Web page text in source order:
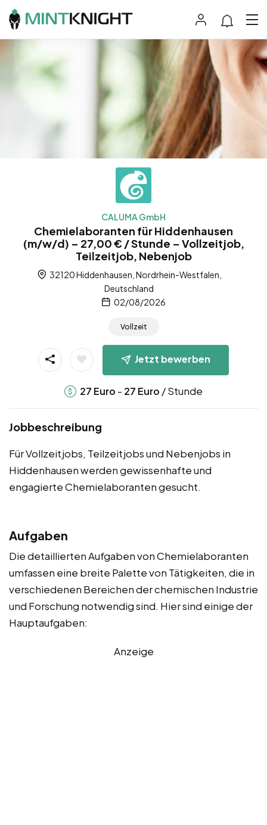
CALUMA GmbH
Chemielaboranten für Hiddenhausen
(m/w/d) – 27,00 € / Stunde – Vollzeitjob,
Teilzeitjob, Nebenjob
32120 Hiddenhausen, Nordrhein-Westfalen,
Deutschland
02/08/2026
Vollzeit
Jetzt bewerben
27 Euro - 27 Euro / Stunde
Jobbeschreibung
Für Vollzeitjobs, Teilzeitjobs und Nebenjobs in
Hiddenhausen werden gewissenhafte und
engagierte Chemielaboranten gesucht.
Aufgaben
Die detaillierten Aufgaben von Chemielaboranten
umfassen eine breite Palette von Tätigkeiten, die in
verschiedenen Bereichen der chemischen Industrie
und Forschung notwendig sind. Hier sind einige der
Hauptaufgaben:
Anzeige